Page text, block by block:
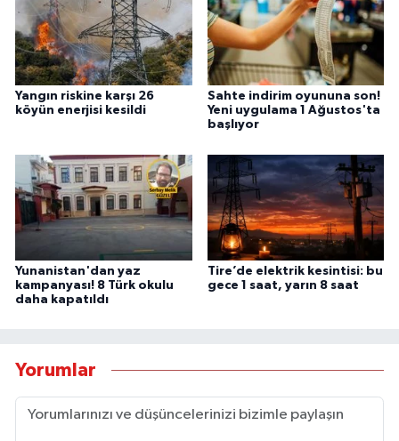
Yangın riskine karşı 26
köyün enerjisi kesildi
Sahte indirim oyununa son!
Yeni uygulama 1 Ağustos'ta
başlıyor
Yunanistan'dan yaz
kampanyası! 8 Türk okulu
daha kapatıldı
Tire’de elektrik kesintisi: bu
gece 1 saat, yarın 8 saat
Yorumlar